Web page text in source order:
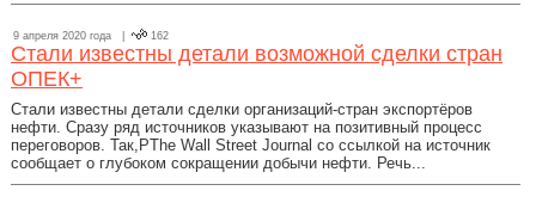
9 апреля 2020 года | 162
Стали известны детали возможной сделки стран
ОПЕК+
Стали известны детали сделки организаций-стран экспортёров
нефти. Сразу ряд источников указывают на позитивный процесс
переговоров. Так,PThe Wall Street Journal со ссылкой на источник
сообщает о глубоком сокращении добычи нефти. Речь...